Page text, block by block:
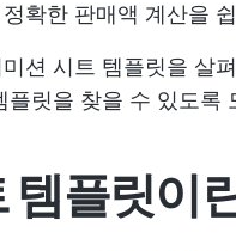
확한 판매액 계산을
션 시트 템플릿을 살
플릿을 찾을 수 있도록
템플릿이